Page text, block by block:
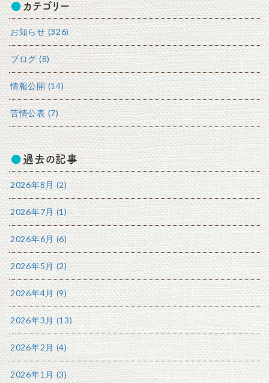
カテゴリー
お知らせ (326)
ブログ (8)
情報公開 (14)
苦情公表 (7)
過去の記事
2026年8月 (2)
2026年7月 (1)
2026年6月 (6)
2026年5月 (2)
2026年4月 (9)
2026年3月 (13)
2026年2月 (4)
2026年1月 (3)